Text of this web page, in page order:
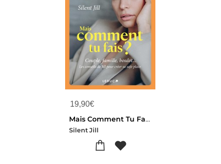
19,90€
Mais Comment Tu Fais ? : Couple, Famille, Boulot... Les Conseils De Jill Pour Creer Sa Safe Place
Silent Jill